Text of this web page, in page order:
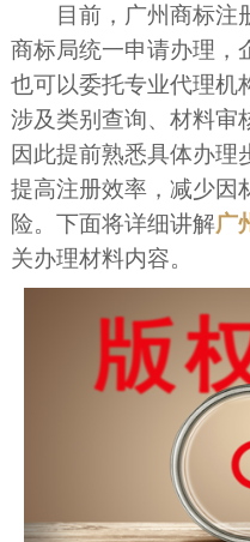
目前，广州商标注
商标局统一申请办理，
也可以委托专业代理机
涉及类别查询、材料审
因此提前熟悉具体办理
提高注册效率，减少因
险。下面将详细讲解广
关办理材料内容。